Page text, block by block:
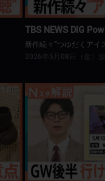
TBS NEWS DIG
新作続々“つゆだくアイ
2026年5月08日（金）放
TBS NEWS